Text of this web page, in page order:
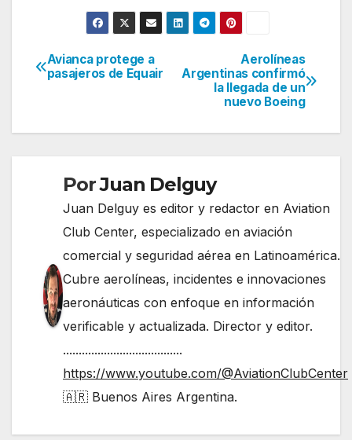
Navegación
entradas
Aerolíneas
Argentinas confirmó
la llegada de un
nuevo Boeing
Avianca protege a
pasajeros de Equair
PorJuan Delguy
Juan Delguy es editor y redactor en Aviation
Club Center, especializado en aviación
comercial y seguridad aérea en Latinoamérica.
Cubre aerolíneas, incidentes e innovaciones
aeronáuticas con enfoque en información
verificable y actualizada. Director y editor.
......................................
https://www.youtube.com/@AviationClubCenter
🇦🇷 Buenos Aires Argentina.